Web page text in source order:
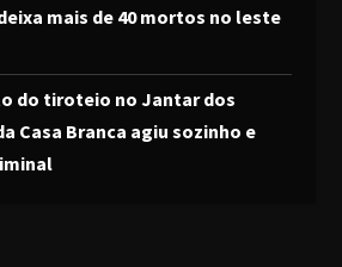
mais de 40 mortos no leste
do tiroteio no Jantar dos
Casa Branca agiu sozinho e